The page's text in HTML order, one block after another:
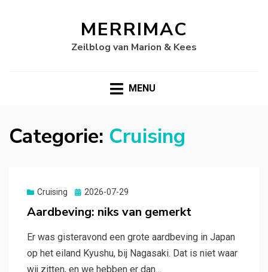
MERRIMAC
Zeilblog van Marion & Kees
MENU
Categorie: Cruising
Cruising
Gepubliceerd
2026-07-29
Aardbeving: niks van gemerkt
Er was gisteravond een grote aardbeving in Japan
op het eiland Kyushu, bij Nagasaki. Dat is niet waar
wij zitten, en we hebben er dan…